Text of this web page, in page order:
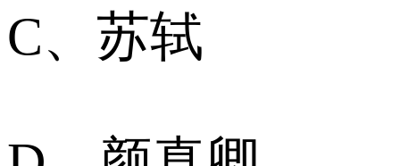
C、苏轼